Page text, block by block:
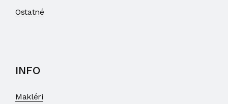
Ostatné
INFO
Makléri